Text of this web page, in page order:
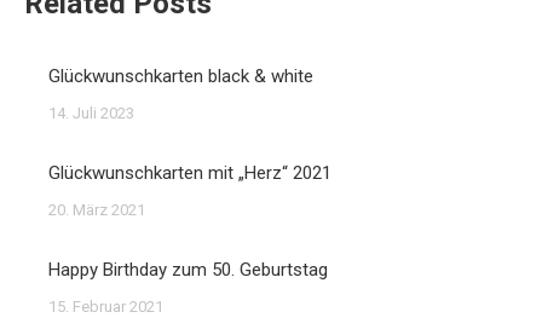
Glückwunschkarten black & white
14. Juli 2023
Glückwunschkarten mit „Herz“ 2021
20. März 2021
Happy Birthday zum 50. Geburtstag
15. Februar 2021